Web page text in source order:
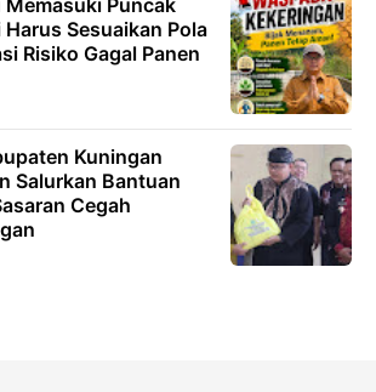
Puncak
Harus Sesuaikan Pola
Risiko Gagal Panen
Kuningan
Salurkan Bantuan
Cegah